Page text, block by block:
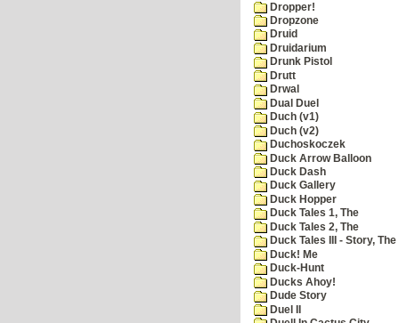
Dropper!
Dropzone
Druid
Druidarium
Drunk Pistol
Drutt
Drwal
Dual Duel
Duch (v1)
Duch (v2)
Duchoskoczek
Duck Arrow Balloon
Duck Dash
Duck Gallery
Duck Hopper
Duck Tales 1, The
Duck Tales 2, The
Duck Tales III - Story, The
Duck! Me
Duck-Hunt
Ducks Ahoy!
Dude Story
Duel II